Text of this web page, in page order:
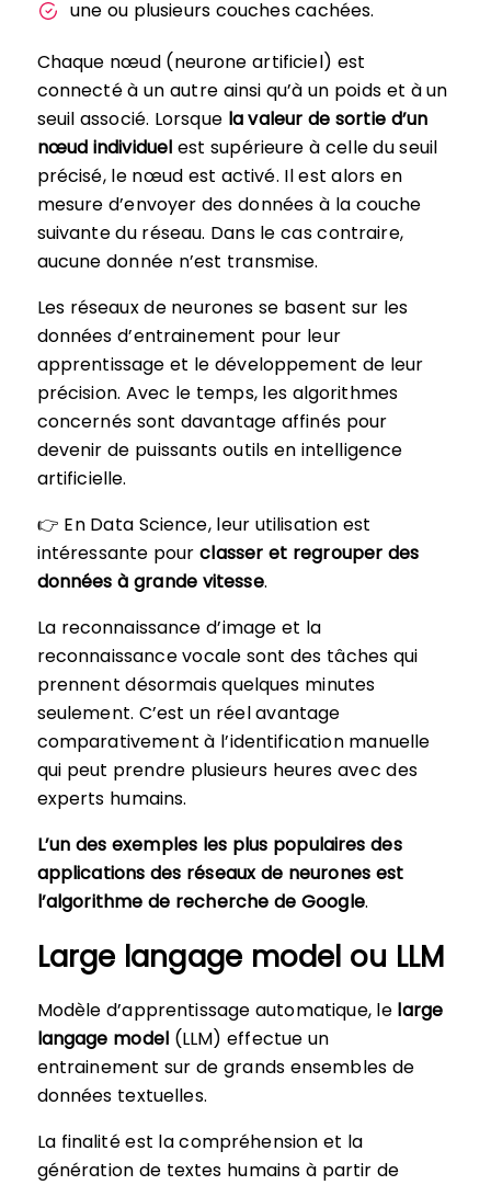
une ou plusieurs couches cachées.
Chaque nœud (neurone artificiel) est
connecté à un autre ainsi qu’à un poids et à un
seuil associé. Lorsque la valeur de sortie d’un
nœud individuel est supérieure à celle du seuil
précisé, le nœud est activé. Il est alors en
mesure d’envoyer des données à la couche
suivante du réseau. Dans le cas contraire,
aucune donnée n’est transmise.
Les réseaux de neurones se basent sur les
données d’entrainement pour leur
apprentissage et le développement de leur
précision. Avec le temps, les algorithmes
concernés sont davantage affinés pour
devenir de puissants outils en intelligence
artificielle.
👉 En Data Science, leur utilisation est
intéressante pourclasser et regrouper des
données à grande vitesse.
La reconnaissance d’image et la
reconnaissance vocale sont des tâches qui
prennent désormais quelques minutes
seulement. C’est un réel avantage
comparativement à l’identification manuelle
qui peut prendre plusieurs heures avec des
experts humains.
L’un des exemples les plus populaires des
applications des réseaux de neurones est
l’algorithme de recherche de Google.
Large langage model ou LLM
Modèle d’apprentissage automatique, le large
langage model (LLM) effectue un
entrainement sur de grands ensembles de
données textuelles.
La finalité est la compréhension et la
génération de textes humains à partir de